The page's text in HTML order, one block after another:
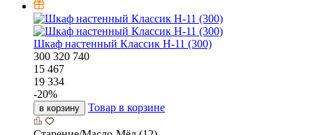
Шкаф настенный Классик Н-11 (300)
300 320 740
15 467
19 334
-20%
в корзину Товар в корзине